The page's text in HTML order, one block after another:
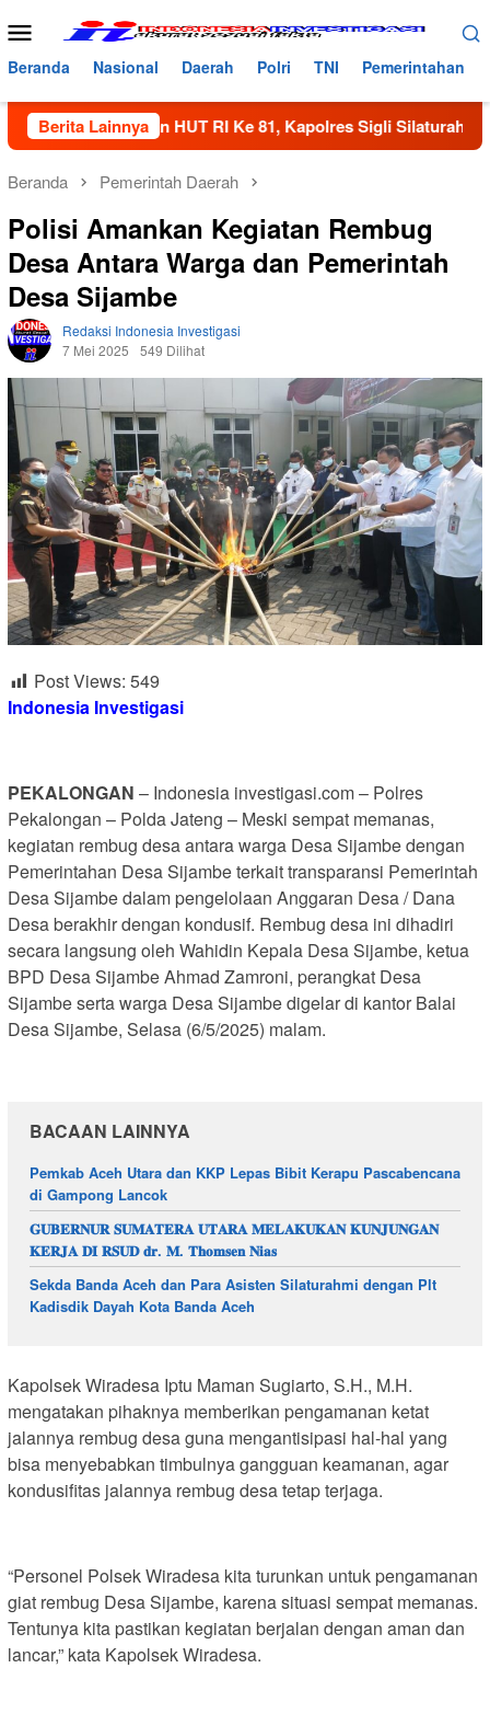
ke
konten
Menu
Mobile
Beranda Nasional Daerah Polri TNI Pemerintahan
Berita Lainnya
Meriahkan HUT RI Ke 81, Kapolres Sigli Silaturahmi Dengan
Beranda Pemerintah Daerah
Polisi Amankan Kegiatan Rembug
Desa Antara Warga dan Pemerintah
Desa Sijambe
Redaksi Indonesia Investigasi
7 Mei 2025
549 Dilihat
Post Views: 549
Indonesia Investigasi
PEKALONGAN – Indonesia investigasi.com – Polres
Pekalongan – Polda Jateng – Meski sempat memanas,
kegiatan rembug desa antara warga Desa Sijambe dengan
Pemerintahan Desa Sijambe terkait transparansi Pemerintah
Desa Sijambe dalam pengelolaan Anggaran Desa / Dana
Desa berakhir dengan kondusif. Rembug desa ini dihadiri
secara langsung oleh Wahidin Kepala Desa Sijambe, ketua
BPD Desa Sijambe Ahmad Zamroni, perangkat Desa
Sijambe serta warga Desa Sijambe digelar di kantor Balai
Desa Sijambe, Selasa (6/5/2025) malam.
BACAAN LAINNYA
Pemkab Aceh Utara dan KKP Lepas Bibit Kerapu Pascabencana
di Gampong Lancok
𝐆𝐔𝐁𝐄𝐑𝐍𝐔𝐑 𝐒𝐔𝐌𝐀𝐓𝐄𝐑𝐀 𝐔𝐓𝐀𝐑𝐀 𝐌𝐄𝐋𝐀𝐊𝐔𝐊𝐀𝐍 𝐊𝐔𝐍𝐉𝐔𝐍𝐆𝐀𝐍
𝐊𝐄𝐑𝐉𝐀 𝐃𝐈 𝐑𝐒𝐔𝐃 𝐝𝐫. 𝐌. 𝐓𝐡𝐨𝐦𝐬𝐞𝐧 𝐍𝐢𝐚𝐬
Sekda Banda Aceh dan Para Asisten Silaturahmi dengan Plt
Kadisdik Dayah Kota Banda Aceh
Kapolsek Wiradesa Iptu Maman Sugiarto, S.H., M.H.
mengatakan pihaknya memberikan pengamanan ketat
jalannya rembug desa guna mengantisipasi hal-hal yang
bisa menyebabkan timbulnya gangguan keamanan, agar
kondusifitas jalannya rembug desa tetap terjaga.
“Personel Polsek Wiradesa kita turunkan untuk pengamanan
giat rembug Desa Sijambe, karena situasi sempat memanas.
Tentunya kita pastikan kegiatan berjalan dengan aman dan
lancar,” kata Kapolsek Wiradesa.